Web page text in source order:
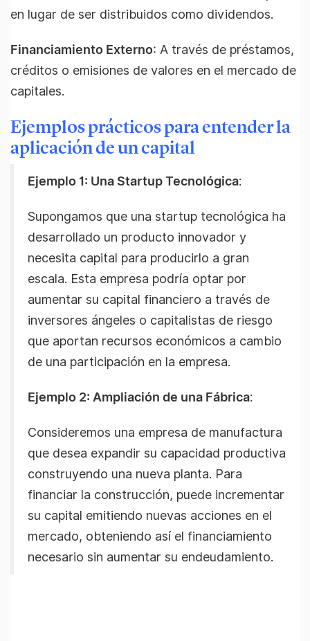
en lugar de ser distribuidos como dividendos.
Financiamiento Externo: A través de préstamos,
créditos o emisiones de valores en el mercado de
capitales.
Ejemplos prácticos para entender la
aplicación de un capital
Ejemplo 1: Una Startup Tecnológica:
Supongamos que una startup tecnológica ha
desarrollado un producto innovador y
necesita capital para producirlo a gran
escala. Esta empresa podría optar por
aumentar su capital financiero a través de
inversores ángeles o capitalistas de riesgo
que aportan recursos económicos a cambio
de una participación en la empresa.
Ejemplo 2: Ampliación de una Fábrica:
Consideremos una empresa de manufactura
que desea expandir su capacidad productiva
construyendo una nueva planta. Para
financiar la construcción, puede incrementar
su capital emitiendo nuevas acciones en el
mercado, obteniendo así el financiamiento
necesario sin aumentar su endeudamiento.